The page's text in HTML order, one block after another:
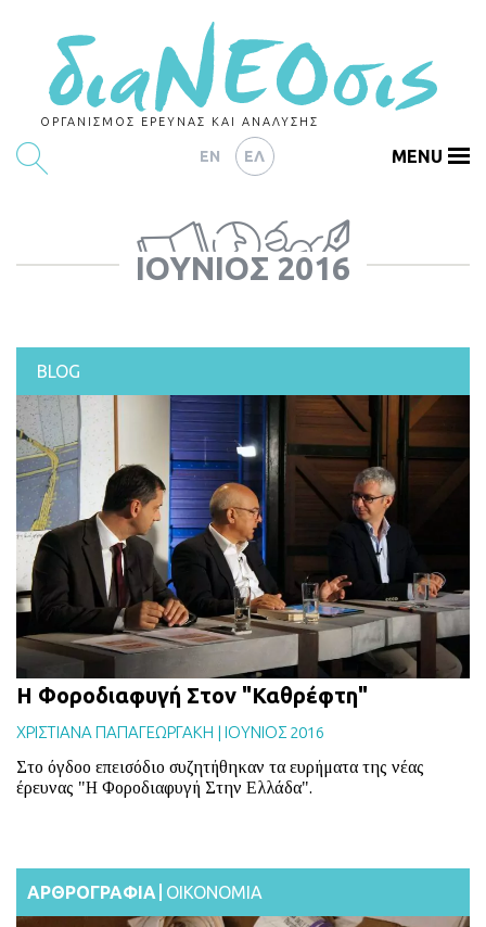
ΟΡΓΑΝΙΣΜΟΣ ΕΡΕΥΝΑΣ ΚΑΙ ΑΝΑΛΥΣΗΣ
EN ΕΛ
ΕΡΕΥΝΕΣ
ΑΡΘΡΟΓΡΑΦΙΑ
ΔΕΙΚΤΕΣ
CHARTS
PODCASTS
BLOG
ABOUT
ΕΠΙΚΟΙΝΩΝΙΑ
ΕΚΔΟΣΕΙΣ
MENU
ΙΟΎΝΙΟΣ 2016
BLOG
H Φοροδιαφυγή Στον "Καθρέφτη"
ΧΡΙΣΤΙΑΝΑ ΠΑΠΑΓΕΩΡΓΑΚΗ | ΙΟΥΝΙΟΣ 2016
Στο όγδοο επεισόδιο συζητήθηκαν τα ευρήματα της νέας
έρευνας "Η Φοροδιαφυγή Στην Ελλάδα".
ΑΡΘΡΟΓΡΑΦΙΑ ΟΙΚΟΝΟΜΙΑ